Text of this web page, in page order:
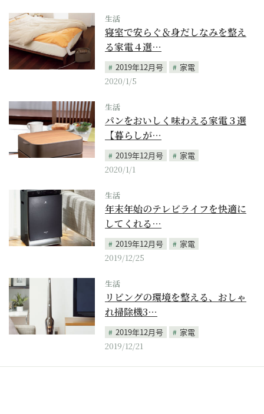
生活
寝室で安らぐ＆身だしなみを整え
る家電４選…
2019年12月号
家電
2020/1/5
生活
パンをおいしく味わえる家電３選
【暮らしが…
2019年12月号
家電
2020/1/1
生活
年末年始のテレビライフを快適に
してくれる…
2019年12月号
家電
2019/12/25
生活
リビングの環境を整える、おしゃ
れ掃除機3…
2019年12月号
家電
2019/12/21